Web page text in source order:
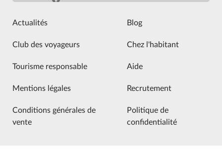
Actualités Blog
Club des voyageurs Chez l'habitant
Tourisme responsable Aide
Mentions légales Recrutement
Conditions générales de
vente
Politique de
confidentialité